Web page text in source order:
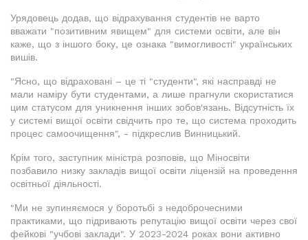
Урядовець додав, що відрахування студентів не варто
вважати "позитивним явищем" для системи освіти, але він
каже, що з іншого боку, це ознака "вимогливості" українських
вишів.
"Ясно, що відраховані – це ті "студенти", які насправді не
мали наміру бути студентами, а лише прагнули скористатися
цим статусом для уникнення інших зобов'язань. Відсутність їх
у системі вищої освіти свідчить про те, що система проходить
процес самоочищення", - підкреслив Винницький.
Крім того, заступник міністра розповів, що Міносвіти
позбавило низку закладів вищої освіти ліцензій на проведення
освітньої діяльності.
"Ми не зупиняємося у боротьбі з недоброчесними
практиками, що підривають репутацію вищої освіти через свої
фейкові "учбові заклади". У 2023-2024 роках вони активно